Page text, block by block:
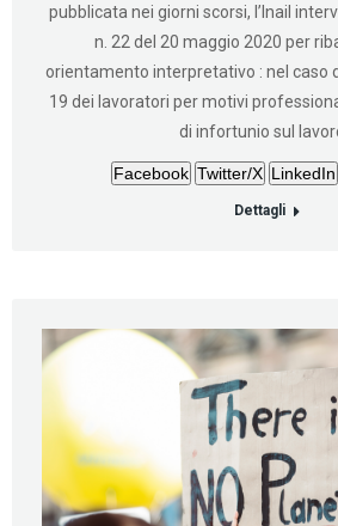
pubblicata nei giorni scorsi, l’Inail
n. 22 del 20 maggio 2020 per
orientamento interpretativo : nel caso
19 dei lavoratori per motivi
di infortunio sul
Facebook Twitter/X LinkedIn
Dettagli